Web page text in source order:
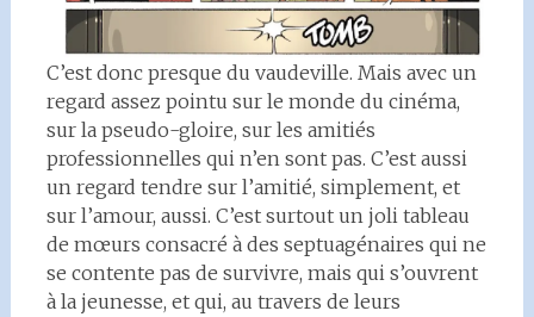
C’est donc presque du vaudeville. Mais avec un
regard assez pointu sur le monde du cinéma,
sur la pseudo-gloire, sur les amitiés
professionnelles qui n’en sont pas. C’est aussi
un regard tendre sur l’amitié, simplement, et
sur l’amour, aussi. C’est surtout un joli tableau
de mœurs consacré à des septuagénaires qui ne
se contente pas de survivre, mais qui s’ouvrent
à la jeunesse, et qui, au travers de leurs